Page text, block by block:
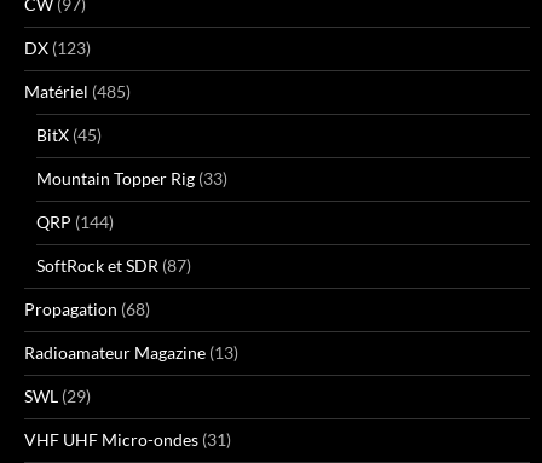
CW (97)
DX (123)
Matériel (485)
BitX (45)
Mountain Topper Rig (33)
QRP (144)
SoftRock et SDR (87)
Propagation (68)
Radioamateur Magazine (13)
SWL (29)
VHF UHF Micro-ondes (31)